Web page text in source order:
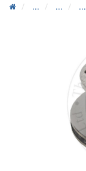
... ... ...